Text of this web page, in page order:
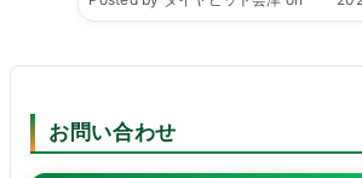
タイヤピット会津がご案内します。
お問い合わせ